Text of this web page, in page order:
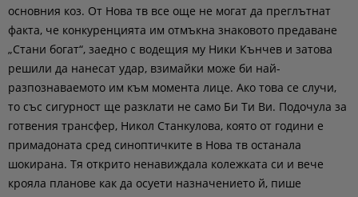
основния коз. От Нова тв все още не могат да преглътнат
факта, че конкуренцията им отмъкна знаковото предаване
„Стани богат“, заедно с водещия му Ники Кънчев и затова
решили да нанесат удар, взимайки може би най-
разпознаваемото им към момента лице. Ако това се случи,
то със сигурност ще разклати не само Би Ти Ви. Подочула за
готвения трансфер, Никол Станкулова, която от години е
примадоната сред синоптичките в Нова тв останала
шокирана. Тя открито ненавиждала колежката си и вече
крояла планове как да осуети назначението й, пише